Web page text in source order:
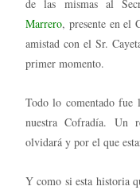
de las mismas al
Marrero, presente en el
amistad con el Sr.
primer momento.
Todo lo comentado fue
nuestra Cofradía. Un
olvidará y por el que
Y como si esta historia